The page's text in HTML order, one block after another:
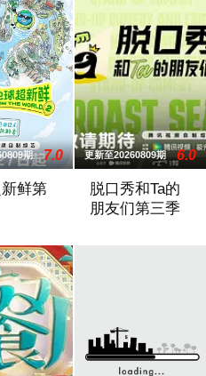
首席掌勺官，李维嘉与沈梦辰
期 7.0
鲜第
更新至20260809期 6.0
脱口秀和Ta的
朋友们第三季